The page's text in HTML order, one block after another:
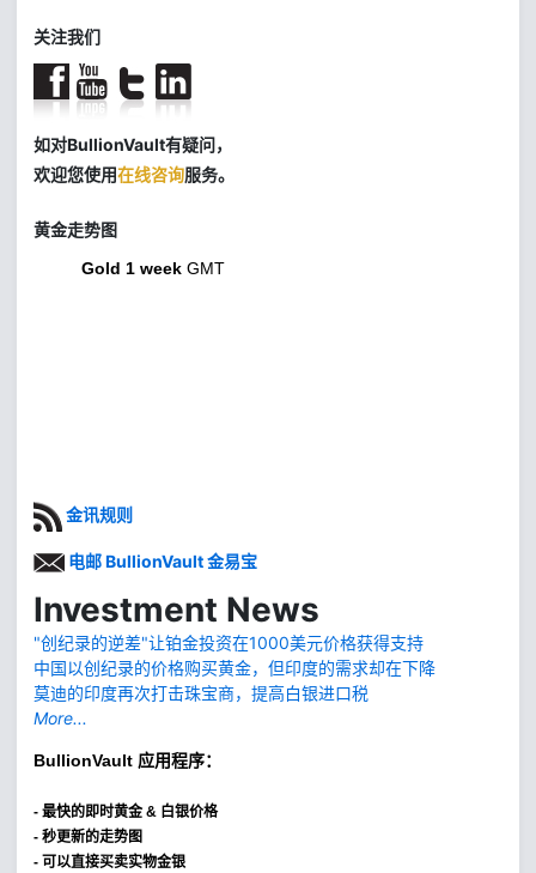
关注我们
如对BullionVault有疑问，
欢迎您使用在线咨询服务。
黄金走势图
Gold 1 week GMT
金讯规则
电邮 BullionVault 金易宝
Investment News
"创纪录的逆差"让铂金投资在1000美元价格获得支持
中国以创纪录的价格购买黄金，但印度的需求却在下降
莫迪的印度再次打击珠宝商，提高白银进口税
More...
BullionVault 应用程序：
- 最快的即时黄金 & 白银价格
- 秒更新的走势图
- 可以直接买卖实物金银